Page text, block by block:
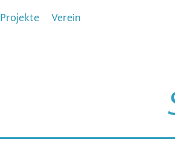
Projekte Verein